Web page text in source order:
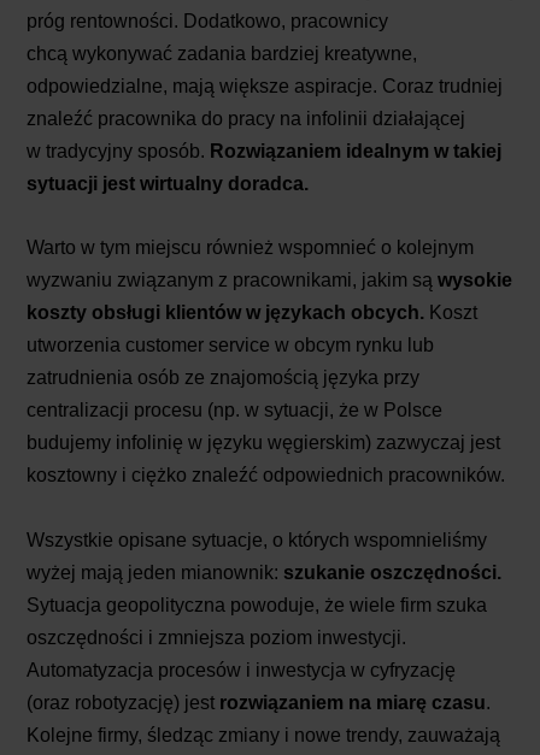
próg rentowności. Dodatkowo, pracownicy
chcą wykonywać zadania bardziej kreatywne,
odpowiedzialne, mają większe aspiracje. Coraz trudniej
znaleźć pracownika do pracy na infolinii działającej
w tradycyjny sposób. Rozwiązaniem idealnym w takiej
sytuacji jest wirtualny doradca.
Warto w tym miejscu również wspomnieć o kolejnym
wyzwaniu związanym z pracownikami, jakim są wysokie
koszty obsługi klientów w językach obcych. Koszt
utworzenia customer service w obcym rynku lub
zatrudnienia osób ze znajomością języka przy
centralizacji procesu (np. w sytuacji, że w Polsce
budujemy infolinię w języku węgierskim) zazwyczaj jest
kosztowny i ciężko znaleźć odpowiednich pracowników.
Wszystkie opisane sytuacje, o których wspomnieliśmy
wyżej mają jeden mianownik: szukanie oszczędności.
Sytuacja geopolityczna powoduje, że wiele firm szuka
oszczędności i zmniejsza poziom inwestycji.
Automatyzacja procesów i inwestycja w cyfryzację
(oraz robotyzację) jest rozwiązaniem na miarę czasu.
Kolejne firmy, śledząc zmiany i nowe trendy, zauważają